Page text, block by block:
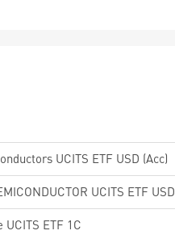
UCITS ETF USD (Acc)
UCITS ETF USD
ETF 1C